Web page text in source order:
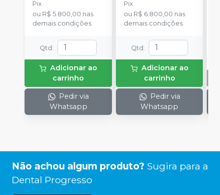
Pix
ou R$ 5.800,00 nas
demais condições
Qtd:
Adicionar ao
carrinho
Pedir via
Whatsapp
Pix
ou R$ 6.800,00 nas
demais condições
Qtd:
Adicionar ao
carrinho
Pedir via
Whatsapp
Não achou algum produto? Sugira para a
Dental Progresso